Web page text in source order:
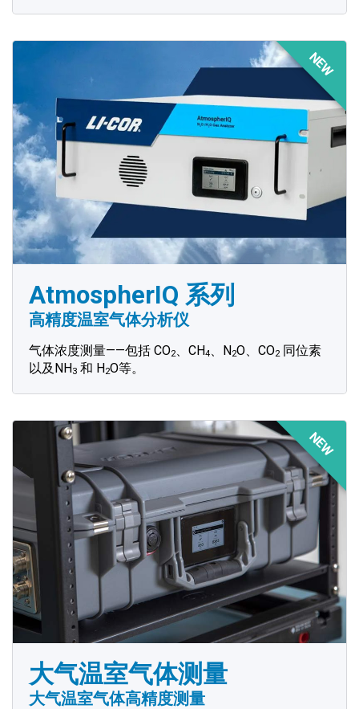
NEW
AtmospherIQ 系列
高精度温室气体分析仪
气体浓度测量——包括 CO2 、CH4 、N2O、CO2 同位素
以及NH3 和 H2O等。
NEW
大气温室气体测量
大气温室气体高精度测量